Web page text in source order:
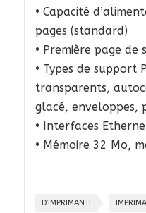
• Capacité
pages (standard)
• Première page de
• Types de support
transparents,
glacé, enveloppes,
• Interfaces
• Mémoire 32 Mo,
D’IMPRIMANTE